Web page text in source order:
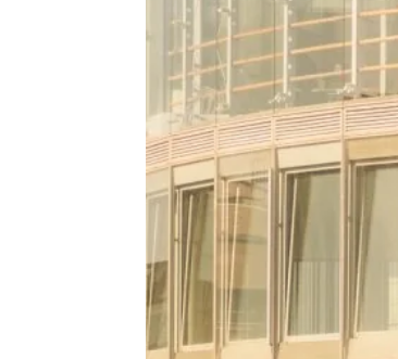
GALERIE
OFFRES
TOURISME
GROUPES & BUSINESS
CONTACT